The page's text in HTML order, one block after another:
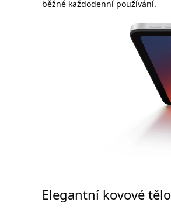
běžné každodenní používání.
Elegantní kovové tělo